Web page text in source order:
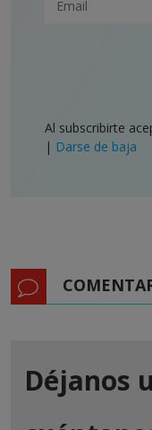
Al subscribirte
| Darse de baja
Déjanos